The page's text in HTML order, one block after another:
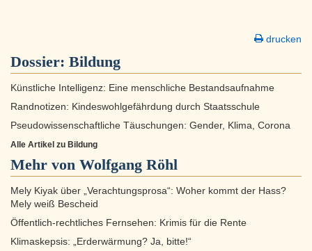
drucken
Dossier: Bildung
Künstliche Intelligenz: Eine menschliche Bestandsaufnahme
Randnotizen: Kindeswohlgefährdung durch Staatsschule
Pseudowissenschaftliche Täuschungen: Gender, Klima, Corona
Alle Artikel zu Bildung
Mehr von Wolfgang Röhl
Mely Kiyak über „Verachtungsprosa“: Woher kommt der Hass?
Mely weiß Bescheid
Öffentlich-rechtliches Fernsehen: Krimis für die Rente
Klimaskepsis: „Erderwärmung? Ja, bitte!“